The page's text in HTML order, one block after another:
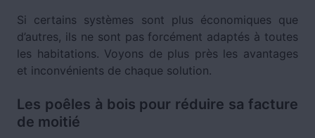
Si certains systèmes sont plus économiques que
d’autres, ils ne sont pas forcément adaptés à toutes
les habitations. Voyons de plus près les avantages
et inconvénients de chaque solution.
Les poêles à bois pour réduire sa facture
de moitié